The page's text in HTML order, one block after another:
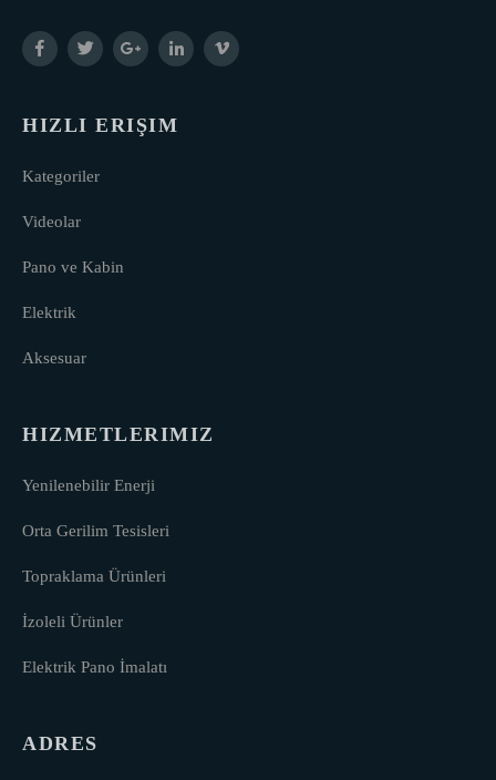
HIZLI ERIŞIM
Kategoriler
Videolar
Pano ve Kabin
Elektrik
Aksesuar
HIZMETLERIMIZ
Yenilenebilir Enerji
Orta Gerilim Tesisleri
Topraklama Ürünleri
İzoleli Ürünler
Elektrik Pano İmalatı
ADRES